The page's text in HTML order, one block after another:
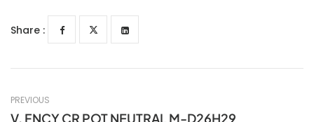
Share :
PREVIOUS
V. FNCY CR POT NEUTRAL M-D26H29